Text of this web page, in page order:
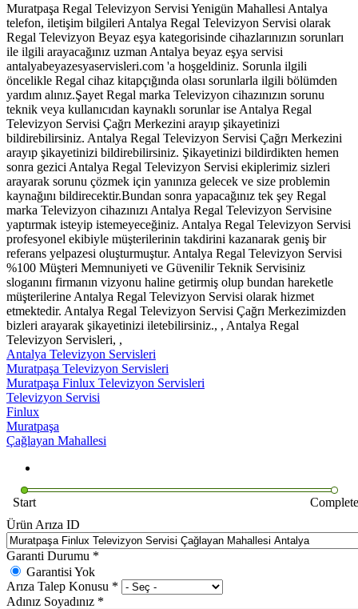
Muratpaşa Regal Televizyon Servisi Yenigün Mahallesi Antalya
telefon, iletişim bilgileri Antalya Regal Televizyon Servisi olarak
Regal Televizyon Beyaz eşya kategorisinde cihazlarınızın sorunları
ile ilgili arayacağınız uzman Antalya beyaz eşya servisi
antalyabeyazesyaservisleri.com 'a hoşgeldiniz. Sorunla ilgili
öncelikle Regal cihaz kitapçığında olası sorunlarla ilgili bölümden
yardım alınız.Şayet Regal marka Televizyon cihazınızın sorunu
teknik veya kullanıcıdan kaynaklı sorunlar ise Antalya Regal
Televizyon Servisi Çağrı Merkezini arayıp şikayetinizi
bildirebilirsiniz. Antalya Regal Televizyon Servisi Çağrı Merkezini
arayıp şikayetinizi bildirebilirsiniz. Şikayetinizi bildirdikten hemen
sonra gezici Antalya Regal Televizyon Servisi ekiplerimiz sizleri
arayarak sorunu çözmek için yanınıza gelecek ve size problemin
kaynağını bildirecektir.Bundan sonra yapacağınız tek şey Regal
marka Televizyon cihazınızı Antalya Regal Televizyon Servisine
yaptırmak isteyip istemeyeceğiniz. Antalya Regal Televizyon Servisi
profesyonel ekibiyle müşterilerinin takdirini kazanarak geniş bir
referans yelpazesi oluşturmuştur. Antalya Regal Televizyon Servisi
%100 Müşteri Memnuniyeti ve Güvenilir Teknik Servisiniz
sloganını firmanın vizyonu haline getirmiş olup bundan hareketle
müşterilerine Antalya Regal Televizyon Servisi olarak hizmet
etmektedir. Antalya Regal Televizyon Servisi Çağrı Merkezimizden
bizleri arayarak şikayetinizi iletebilirsiniz., , Antalya Regal
Televizyon Servisleri, ,
Antalya Televizyon Servisleri
Muratpaşa Televizyon Servisleri
Muratpaşa Finlux Televizyon Servisleri
Televizyon Servisi
Finlux
Muratpaşa
Çağlayan Mahallesi
Start
Ürün Arıza ID
Garanti Durumu *
Garantisi Yok
Arıza Talep Konusu *
Adınız Soyadınız *